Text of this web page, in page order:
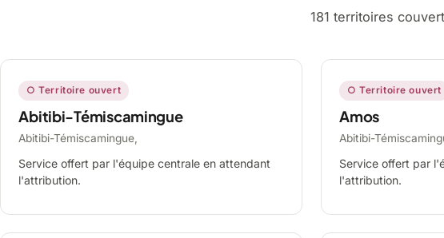
181 territoires
○ Territoire ouvert
Abitibi-Témiscamingue
Abitibi-Témiscamingue,
Service offert par l'équipe centrale en attendant
l'attribution.
○ Territoire ouvert
Amos
Abitibi-
Service offert par
l'attribution.